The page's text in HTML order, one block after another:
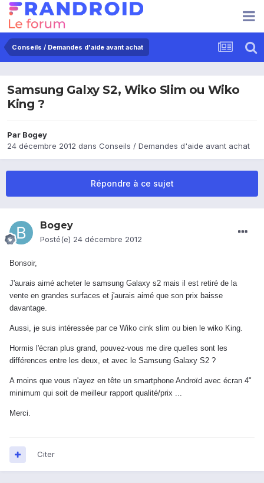
Conseils / Demandes d'aide avant achat
Samsung Galxy S2, Wiko Slim ou Wiko
King ?
Par Bogey
24 décembre 2012 dans Conseils / Demandes d'aide avant achat
Répondre à ce sujet
Bogey
Posté(e) 24 décembre 2012
Bonsoir,
J'aurais aimé acheter le samsung Galaxy s2 mais il est retiré de la
vente en grandes surfaces et j'aurais aimé que son prix baisse
davantage.
Aussi, je suis intéressée par ce Wiko cink slim ou bien le wiko King.
Hormis l'écran plus grand, pouvez-vous me dire quelles sont les
différences entre les deux, et avec le Samsung Galaxy S2 ?
A moins que vous n'ayez en tête un smartphone Androïd avec écran 4"
minimum qui soit de meilleur rapport qualité/prix ...
Merci.
Citer